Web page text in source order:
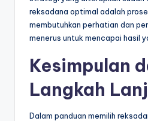
reksadana optimal adalah
membutuhkan perhatian dan
menerus untuk mencapai hasil
Kesimpulan
Langkah
Dalam panduan memilih